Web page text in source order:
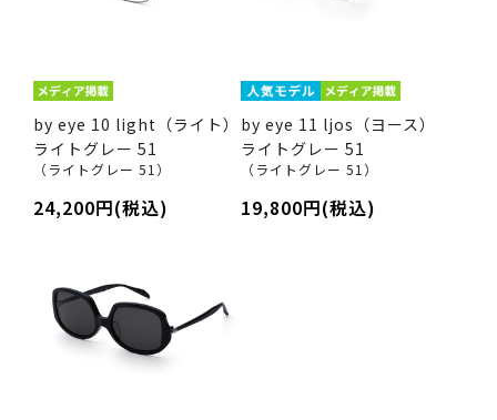
by eye 10 light（ライト）
ライトグレー 51
（ライトグレー 51）
24,200円(税込)
by eye 11 ljos（ヨース）
ライトグレー 51
（ライトグレー 51）
19,800円(税込)